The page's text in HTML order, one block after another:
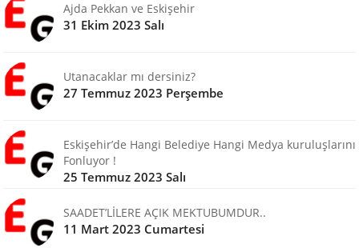
Ajda Pekkan ve Eskişehir
31 Ekim 2023 Salı
Utanacaklar mı dersiniz?
27 Temmuz 2023 Perşembe
Eskişehir’de Hangi Belediye Hangi Medya kuruluşlarını
Fonluyor !
25 Temmuz 2023 Salı
SAADET’LİLERE AÇIK MEKTUBUMDUR..
11 Mart 2023 Cumartesi